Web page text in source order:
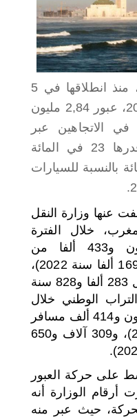
سجلت عملية مرحبا 2023، منذ انطلاقها في 5
يونيو إلى غاية 15 شتنبر 2023، عبور 2,84 مليون
في الاتجاهين عبر
الموانئ المغربية، بزيادة قدرها 23 في المائة
و20 في المائة بالنسبة للسيارات
عنها وزارة النقل
خلال الفترة
نفسها، ما مجموعه مليون و433 ألفا من
المسافرين (مقابل مليون و169 ألفا سنة 2022)،
و333 ألفا و183 عربة (مقابل 283 ألفا و828 سنة
الوطني خلال
نفس الفترة ما مجموعه مليون و414 ألف مسافر
(مليون و138 ألفا سنة 2022)، و309 آلاف و650
على حركة العبور
إذ أظهرت أرقام الوزارة أنه
الحركة، حيث عبر منه